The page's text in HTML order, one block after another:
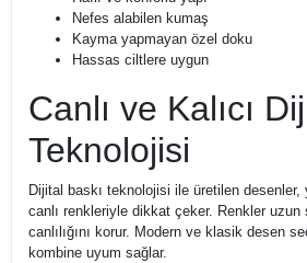
Nefes alabilen kumaş
Kayma yapmayan özel doku
Hassas ciltlere uygun
Canlı ve Kalıcı
Teknolojisi
Dijital baskı teknolojisi ile üretilen
canlı renkleriyle dikkat çeker. Renkler
canlılığını korur. Modern ve klasik desen
kombine uyum sağlar.